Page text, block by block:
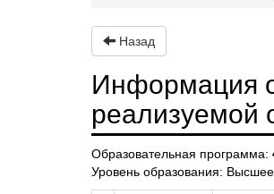
Назад
Информация о
реализуемой
Образовательная программа:
Уровень образования: